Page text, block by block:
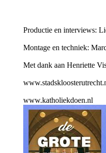
Productie en interviews:
Montage en techniek:
Met dank aan Henriette
www.katholiekdoen.nl